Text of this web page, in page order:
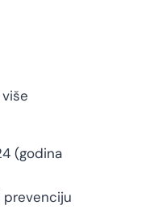
(godina